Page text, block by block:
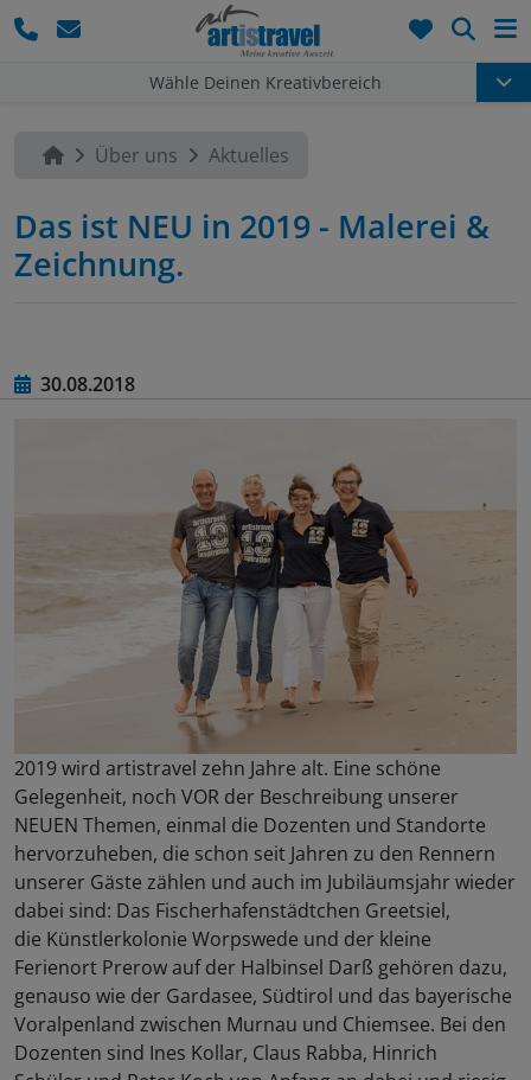
Wähle Deinen Kreativbereich
Über uns Aktuelles
Das ist NEU in 2019 - Malerei &
Zeichnung.
30.08.2018
2019 wird artistravel zehn Jahre alt. Eine schöne
Gelegenheit, noch VOR der Beschreibung unserer
NEUEN Themen, einmal die Dozenten und Standorte
hervorzuheben, die schon seit Jahren zu den Rennern
unserer Gäste zählen und auch im Jubiläumsjahr wieder
dabei sind: Das Fischerhafenstädtchen Greetsiel,
die Künstlerkolonie Worpswede und der kleine
Ferienort Prerow auf der Halbinsel Darß gehören dazu,
genauso wie der Gardasee, Südtirol und das bayerische
Voralpenland zwischen Murnau und Chiemsee. Bei den
Dozenten sind Ines Kollar, Claus Rabba, Hinrich